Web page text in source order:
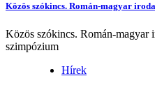
Közös szókincs. Román-magyar
Közös szókincs. Román-
szimpózium
Hírek